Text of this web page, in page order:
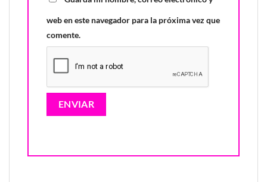
web en este navegador para la próxima vez que
comente.